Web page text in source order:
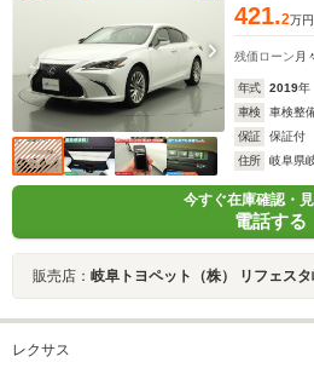
421.2万円
残価ローン 月
年式 2019年
車検
車検整
保証
保証付
住所
岐阜県
今すぐ在庫確認・
電話する
販売店： 岐阜トヨペット（株） リフェス
レクサス